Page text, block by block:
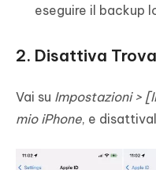
eseguire il backup
2. Disattiva
Vai su Impostazioni >
mio iPhone, e